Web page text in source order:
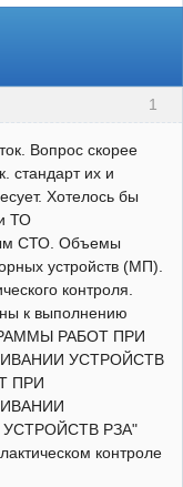
1
Вопрос скорее
стандарт их и
Хотелось бы
ТО
СТО. Объемы
устройств (МП).
контроля.
к выполнению
РАБОТ ПРИ
УСТРОЙСТВ
ПРИ
РЗА"
контроле